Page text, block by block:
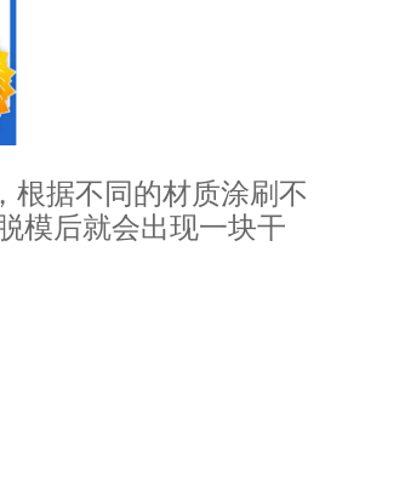
根据不同的材质涂刷不
模后就会出现一块干